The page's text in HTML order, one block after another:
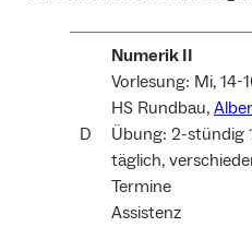
D
Numerik II
Vorlesung: Mi, 14-
HS Rundbau,
Übung: 2-stündig
täglich,
Termine
Assistenz